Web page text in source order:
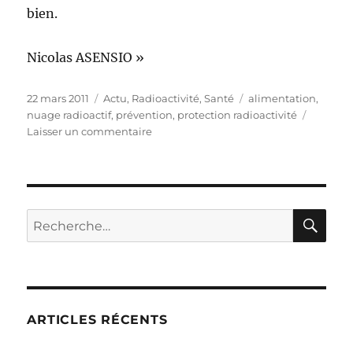
bien.
Nicolas ASENSIO »
Publié
le
22 mars 2011 Catégories
Actu, Radioactivité,Santé Étiquettes
alimentation,
nuage radioactif, prévention, protection radioactivité
Laisser un commentairesur
radioactive
Recherche
pour :
ARTICLES RÉCENTS